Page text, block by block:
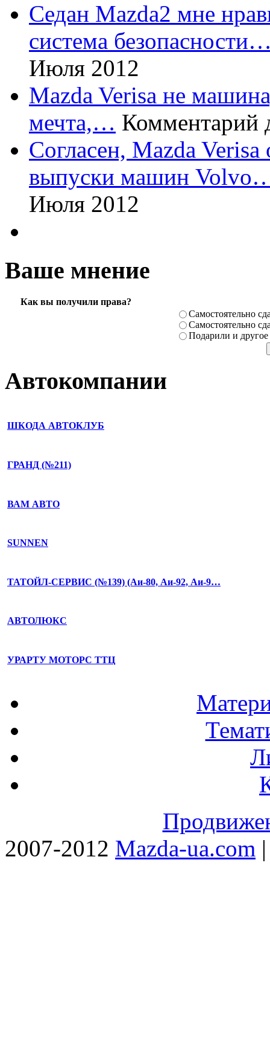
Седан Mazda2 мне
система
Июля 2012
Mazda Verisa не
мечта,… Комментарий
Согласен, Mazda
выпуски машин
Июля 2012
Ваше мнение
Как вы получили права?
Самостоя­тельно
Самостоя­тельно
Подарили­ и другое
Автокомпании
ШКОДА АВТОКЛУБ
ГРАНД (№211)
ВАМ АВТО
SUNNEN
ТАТОЙЛ-СЕРВИС (№139) (Аи-80, Аи-92, Аи-9…
АВТОЛЮКС
УРАРТУ МОТОРС ТТЦ
2007-2012 Mazda-ua.com